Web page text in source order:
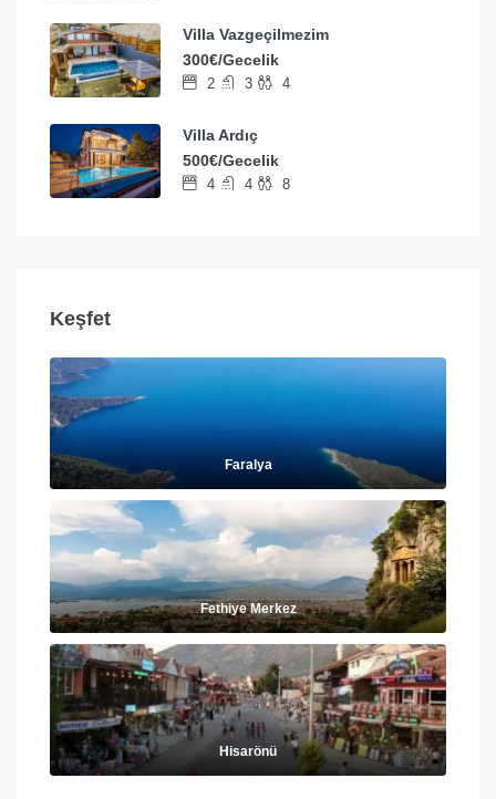
Villa Vazgeçilmezim
300€/Gecelik
2 3 4
Villa Ardıç
500€/Gecelik
4 4 8
Keşfet
Faralya
Fethiye Merkez
Hisarönü